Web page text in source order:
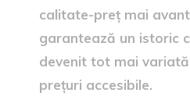
calitate-preț mai
garantează un istoric
devenit tot mai
prețuri accesibile.